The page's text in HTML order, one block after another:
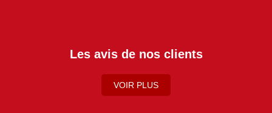
Les avis de nos clients
VOIR PLUS